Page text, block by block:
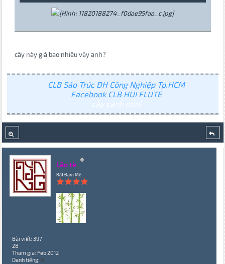
cây này giá bao nhiêu vậy anh?
CLB Sáo Trúc ĐH Công Nghiệp Tp.HCM
Facebook CLB HUI FLUTE
cây cảnh mini
Lão tè
Rất Đam Mê
Bài viết: 397
28
Tham gia: Feb 2012
Danh tiếng: 0